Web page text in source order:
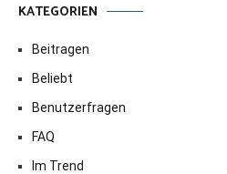
KATEGORIEN
Beitragen
Beliebt
Benutzerfragen
FAQ
Im Trend